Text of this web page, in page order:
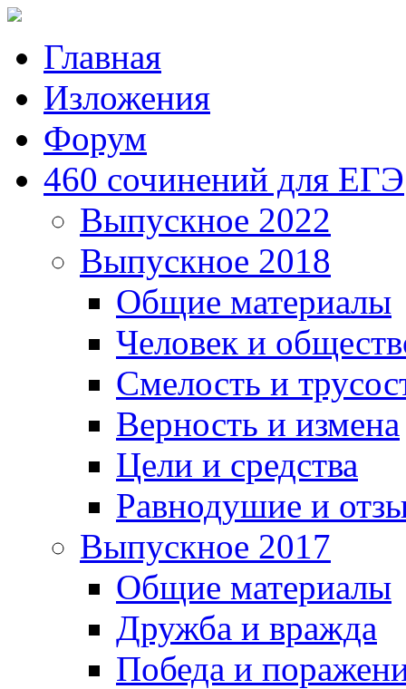
Главная
Изложения
Форум
460 сочинений для ЕГЭ
Выпускное 2022
Выпускное 2018
Общие материалы
Человек и
Смелость и
Верность и измена
Цели и средства
Равнодушие и
Выпускное 2017
Общие материалы
Дружба и вражда
Победа и